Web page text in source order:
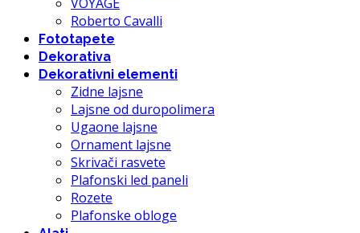
Roberto Cavalli
Fototapete
Dekorativa
Dekorativni elementi
Zidne lajsne
Lajsne od duropolimera
Ugaone lajsne
Ornament lajsne
Skrivači rasvete
Plafonski led paneli
Rozete
Plafonske obloge